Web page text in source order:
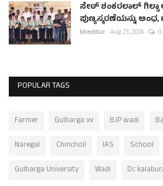
ಸೇಠ್ ಶಂಕರಲಾಲ್
ಪುಣ್ಯಸ್ಮರಣೆಯನ್ನು ಅಂಧ,
kkeditor Aug 23, 2024 0
POPULAR TAGS
Farmer Gulbarga vv BJP wadi
Naregal
Chincholi IAS School
Gulbarga University
Wadi Dc